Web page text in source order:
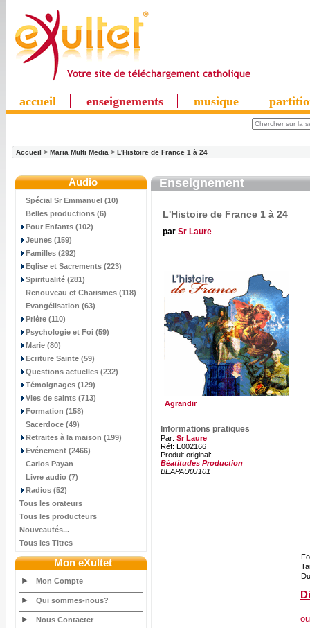
accueil enseignements musique
Accueil > Maria Multi Media > L'Histoire de France 1 à 24
Audio
Spécial Sr Emmanuel (10)
Belles productions (6)
Pour Enfants (102)
Jeunes (159)
Familles (292)
Eglise et Sacrements (223)
Spiritualité (281)
Renouveau et Charismes (118)
Evangélisation (63)
Prière (110)
Psychologie et Foi (59)
Marie (80)
Ecriture Sainte (59)
Questions actuelles (232)
Témoignages (129)
Vies de saints (713)
Formation (158)
Sacerdoce (49)
Retraites à la maison (199)
Evénement (2466)
Carlos Payan
Livre audio (7)
Radios (52)
Tous les orateurs
Tous les producteurs
Nouveautés...
Tous les Titres
Mon eXultet
Mon Compte
Qui sommes-nous?
Nous Contacter
Enseignement
L'Histoire de France 1 à 24
par Sr Laure
Agrandir
Informations pratiques
Par: Sr Laure
Réf: E002166
Produit original:
Béatitudes Production
BEAPAU0J101